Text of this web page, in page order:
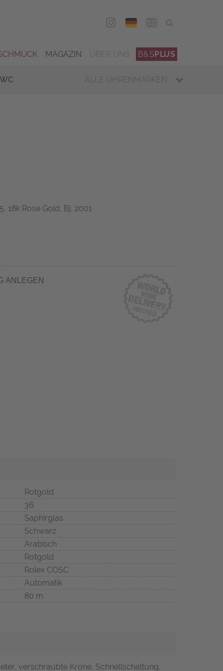
DEU
MAGAZIN B&SPLUS
ALLE UHRENMARKEN
18k Rose Gold, Bj. 2001
ANLEGEN
Rotgold
36
Saphirglas
Schwarz
Arabisch
Rotgold
Rolex COSC
Automatik
80 m
verschraubte Krone, Schnellschaltung,